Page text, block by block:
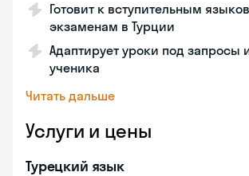
Готовит к вступительным
экзаменам в Турции
Адаптирует уроки под запросы
ученика
Читать дальше
Услуги и цены
Турецкий язык